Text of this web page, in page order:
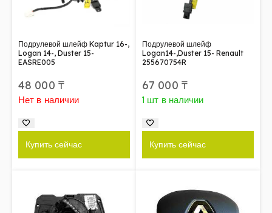
Подрулевой шлейф Kaptur 16-,
Logan 14-, Duster 15-
EASRE005
48 000 ₸
Нет в наличии
Купить сейчас
Подрулевой шлейф
Logan14-,Duster 15- Renault
255670754R
67 000 ₸
1 шт в наличии
Купить сейчас